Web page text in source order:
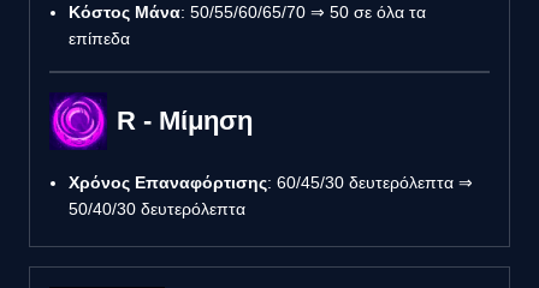
Κόστος Μάνα: 50/55/60/65/70 ⇒ 50 σε όλα τα
επίπεδα
R - Μίμηση
Χρόνος Επαναφόρτισης: 60/45/30 δευτερόλεπτα ⇒
50/40/30 δευτερόλεπτα